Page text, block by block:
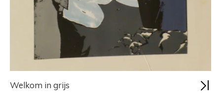
Welkom in grijs